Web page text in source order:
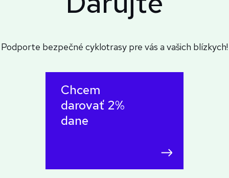
Podporte bezpečné cyklotrasy pre vás a vašich blízkych!
Chcem
darovať 2%
dane